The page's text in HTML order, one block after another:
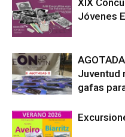
Jóvenes
Juventud
gafas